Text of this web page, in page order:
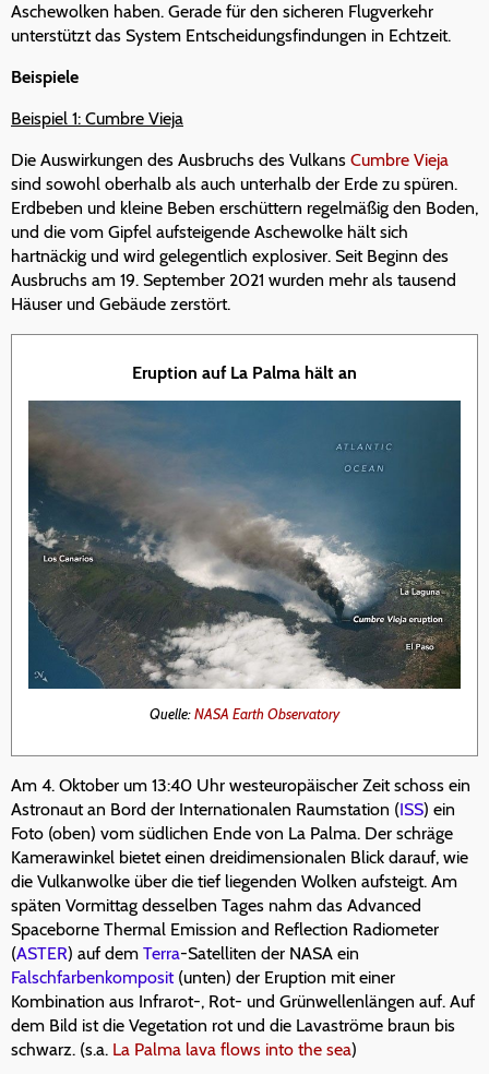
Aschewolken haben. Gerade für den sicheren Flugverkehr
unterstützt das System Entscheidungsfindungen in Echtzeit.
Beispiele
Beispiel 1: Cumbre Vieja
Die Auswirkungen des Ausbruchs des Vulkans Cumbre Vieja
sind sowohl oberhalb als auch unterhalb der Erde zu spüren.
Erdbeben und kleine Beben erschüttern regelmäßig den Boden,
und die vom Gipfel aufsteigende Aschewolke hält sich
hartnäckig und wird gelegentlich explosiver. Seit Beginn des
Ausbruchs am 19. September 2021 wurden mehr als tausend
Häuser und Gebäude zerstört.
Eruption auf La Palma hält an
Quelle:NASA Earth Observatory
Am 4. Oktober um 13:40 Uhr westeuropäischer Zeit schoss ein
Astronaut an Bord der Internationalen Raumstation (ISS) ein
Foto (oben) vom südlichen Ende von La Palma. Der schräge
Kamerawinkel bietet einen dreidimensionalen Blick darauf, wie
die Vulkanwolke über die tief liegenden Wolken aufsteigt. Am
späten Vormittag desselben Tages nahm das Advanced
Spaceborne Thermal Emission and Reflection Radiometer
(ASTER) auf dem Terra-Satelliten der NASA ein
Falschfarbenkomposit(unten) der Eruption mit einer
Kombination aus Infrarot-, Rot- und Grünwellenlängen auf. Auf
dem Bild ist die Vegetation rot und die Lavaströme braun bis
schwarz. (s.a. La Palma lava flows into the sea)